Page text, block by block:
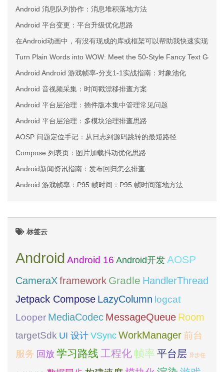
Android 消息队列协作：消息堆积落地方法
Android 平台变更：平台升级优化思路
在Android动画中，有没有现成的库或框架可以帮助我快速实现复
Turn Plain Words into WOW: Meet the 50-Style Fancy Text
Android Android 游戏帧率-分支1-1实战指南：对象池化
Android 音视频采集：时间戳漂移排查方案
Android 平台层治理：插件版本集中管理常见问题
Android 平台层治理：多模块治理排查思路
AOSP 问题定位手记：从日志到源码跳转的最短路径
Compose 列表页：图片加载抖动优化思路
Android新闻资讯指南：发布回归怎么排查
Android 游戏帧率：P95 帧时间：P95 帧时间落地方法
标签云
Android Android 16 Android开发 AOSP
CameraXframework Gradle HandlerThread
Jetpack Compose LazyColumn logcat
Looper MediaCodec MessageQueue Room
targetSdk UI 设计 VSyncWorkManager前台
服务 回放 学习路线 工程化 帧率 平台层 异步任